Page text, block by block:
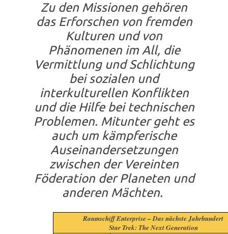
Zu den Missionen gehören
das Erforschen von fremden
Kulturen und von
Phänomenen im All, die
Vermittlung und Schlichtung
bei sozialen und
interkulturellen Konflikten
und die Hilfe bei technischen
Problemen. Mitunter geht es
auch um kämpferische
Auseinandersetzungen
zwischen der Vereinten
Föderation der Planeten und
anderen Mächten.
Raumschiff Enterprise – Das nächste Jahrhundert
Star Trek: The Next Generation